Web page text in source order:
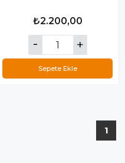
₺2.200,00
Sepete Ekle
1